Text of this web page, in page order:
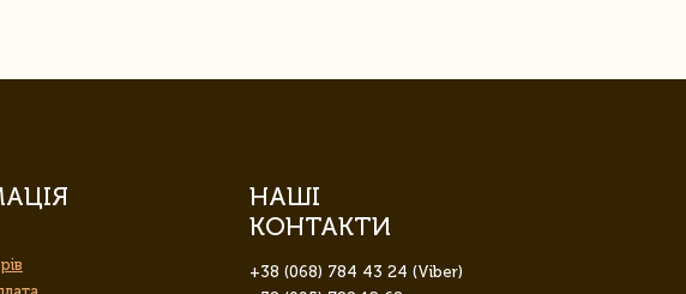
НАШІ
КОНТАКТИ
+38 (068) 784 43 24 (Viber)